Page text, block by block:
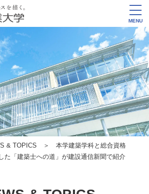
MENU
& TOPICS ＞ 本学建築学科と総合資格
た「建築士への道」が建設通信新聞で紹介